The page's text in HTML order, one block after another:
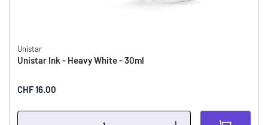
Unistar
Unistar Ink - Heavy White - 30ml
CHF 16.00